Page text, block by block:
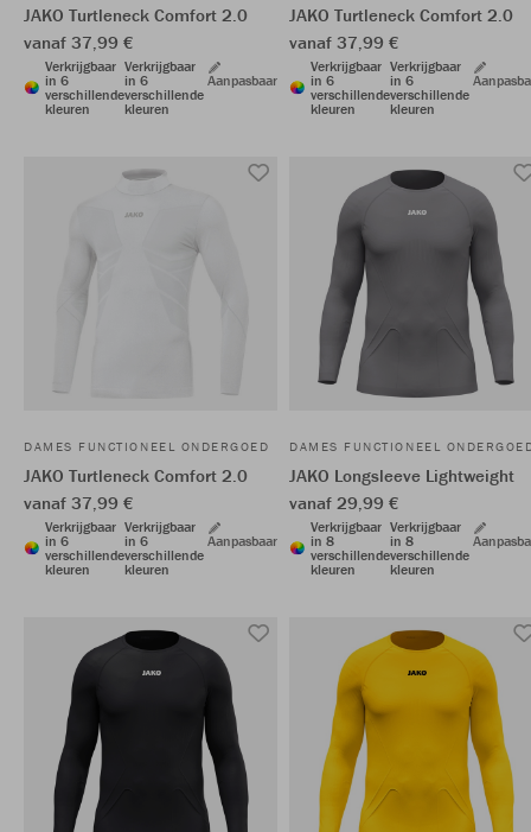
JAKO Turtleneck Comfort 2.0
vanaf 37,99 €
Verkrijgbaar
in 6
verschillende
kleuren
Verkrijgbaar
in 6
verschillende
kleuren
Aanpasbaar
JAKO Turtleneck Comfort 2.0
vanaf 37,99 €
Verkrijgbaar
in 6
verschillende
kleuren
Verkrijgbaar
in 6
verschillende
kleuren
DAMES FUNCTIONEEL ONDERGOED
JAKO Turtleneck Comfort 2.0
vanaf 37,99 €
Verkrijgbaar
in 6
verschillende
kleuren
Verkrijgbaar
in 6
verschillende
kleuren
Aanpasbaar
DAMES FUNCTIONEEL
JAKO Longsleeve Lightweight
vanaf 29,99 €
Verkrijgbaar
in 8
verschillende
kleuren
Verkrijgbaar
in 8
verschillende
kleuren